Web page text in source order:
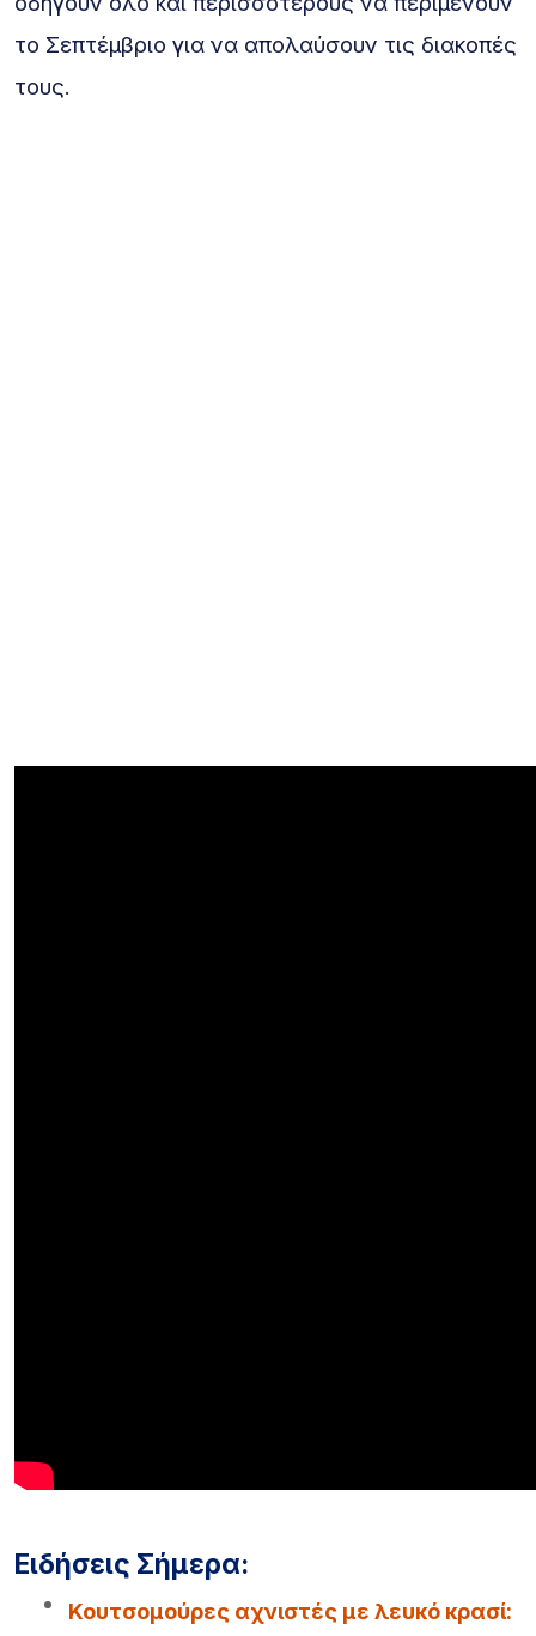
το Σεπτέμβριο για να απολαύσουν τις διακοπές
τους.
Ειδήσεις Σήμερα:
Κουτσομούρες αχνιστές με λευκό κρασί: